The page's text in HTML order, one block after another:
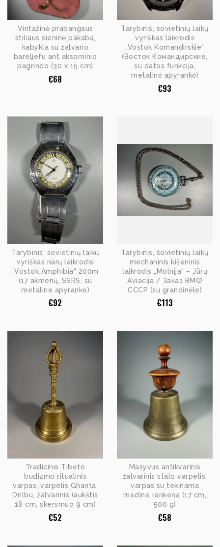
Vintažinė prabangaus
stiliaus sieninė pakaba,
kabykla su žalvario
bareljefu ant aksominio
pagrindo (30 x 15 cm)
€68
Tarybinis, sovietinių laikų
vyriškas laikrodis
„Vostok Komandirskie“
(Восток Командирские,
su datos funkcija,
metalinė apyrankė)
€93
Tarybinis, sovietinių laikų
vyriškas narų laikrodis
„Vostok Amphibia“ 200m
(17 akmenų, SSRS, su
metaline apyranke)
€92
Tarybinis, sovietinių laikų
mechaninis kišeninis
laikrodis „Molnija“ – Jūrų
Aviacija / Заказ ВМФ
СССР (su grandinėle)
€113
Tradicinis Tibeto
budizmo ritualinis
varpas, varpelis Ghanta,
Drilbu, žalvarinis (aukštis
18 cm, skersmuo 9 cm)
€52
Masyvus antikvarinis
žalvarinis stalo varpelis,
varpas su tekinama
medine rankena (17 cm,
500 g)
€58